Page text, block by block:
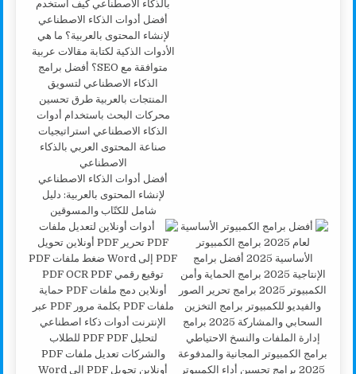
أفضل أدوات الذكاء الاصطناعي
لإنشاء المحتوى بالعربية: دليل
شامل للكتّاب والمسوقين